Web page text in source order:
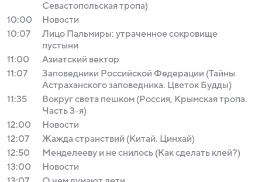
Севастопольская тропа)
10:00
Новости
10:07
Лицо Пальмиры: утраченное сокровище
пустыни
11:00
Азиатский вектор
11:07
Заповедники Российской Федерации (Тайны
Астраханского заповедника. Цветок Будды)
11:35
Вокруг света пешком (Россия, Крымская тропа.
Часть 3-я)
12:00
Новости
12:07
Жажда странствий (Китай. Цинхай)
12:50
Менделееву и не снилось (Как сделать клей?)
13:00
Новости